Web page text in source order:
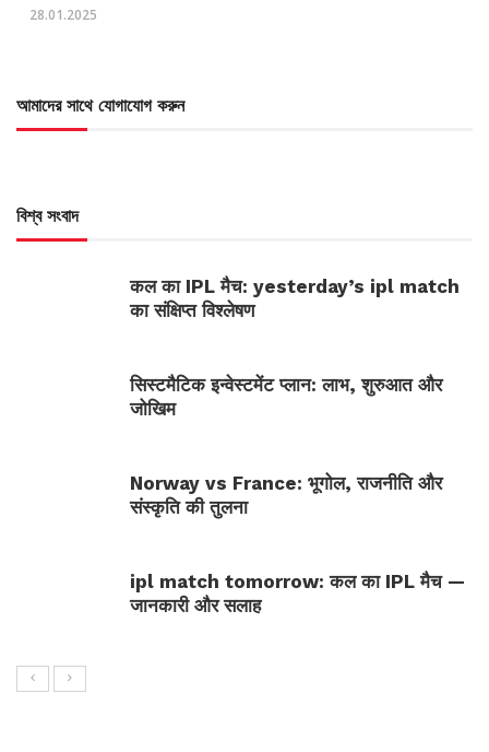
28.01.2025
আমাদের সাথে যোগাযোগ করুন
বিশ্ব সংবাদ
कल का IPL मैच: yesterday’s ipl match
का संक्षिप्त विश्लेषण
सिस्टमैटिक इन्वेस्टमेंट प्लान: लाभ, शुरुआत और
जोखिम
Norway vs France: भूगोल, राजनीति और
संस्कृति की तुलना
ipl match tomorrow: कल का IPL मैच —
जानकारी और सलाह